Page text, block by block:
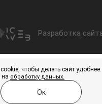
Разработка
чтобы делать сайт
на обработку данных.
Ок